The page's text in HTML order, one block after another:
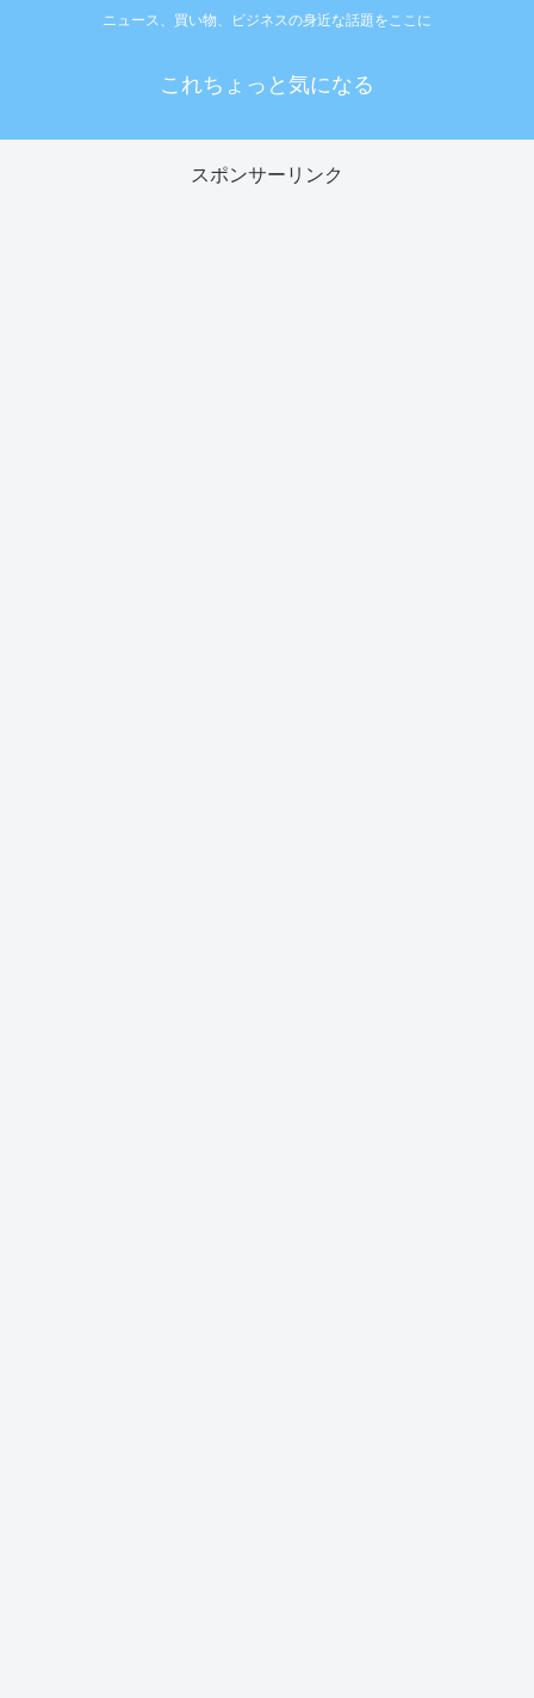
ニュース、買い物、ビジネスの身近な話題をここに
これちょっと気になる
スポンサーリンク